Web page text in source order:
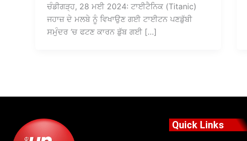
ਚੰਡੀਗੜ੍ਹ, 28 ਮਈ 2024: ਟਾਈਟੈਨਿਕ (Titanic)
ਜਹਾਜ਼ ਦੇ ਮਲਬੇ ਨੂੰ ਵਿਖਾਉਣ ਗਈ ਟਾਈਟਨ ਪਣਡੁੱਬੀ
ਸਮੁੰਦਰ ‘ਚ ਫਟਣ ਕਾਰਨ ਡੁੱਬ ਗਈ […]
Quick Links